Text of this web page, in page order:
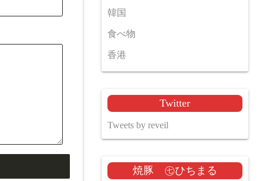
韓国
食べ物
香港
Twitter
Tweets by reveil
焼豚 ㊆ひちまる